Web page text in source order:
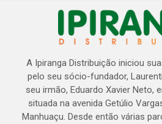
A Ipiranga Distribuição iniciou
pelo seu sócio-fundador,
seu irmão, Eduardo Xavier Neto,
situada na avenida Getúlio
Manhuaçu. Desde então várias